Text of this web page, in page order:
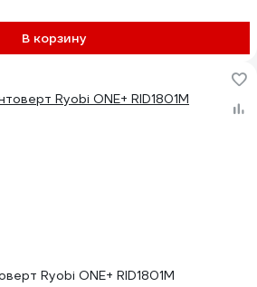
В корзину
Ryobi ONE+ RID1801M